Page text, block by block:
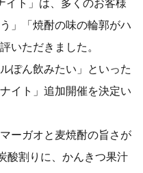
イト」は、多くのお客様
」「焼酎の味の輪郭がハ
いただきました。
ぽん飲みたい」といった
イト」追加開催を決定い
ーガオと麦焼酎の旨さが
酸割りに、かんきつ果汁